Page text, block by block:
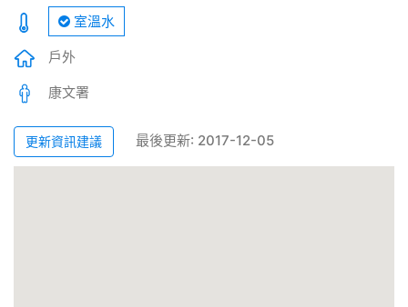
室溫水
戶外
康文署
更新資訊建議 最後更新: 2017-12-05